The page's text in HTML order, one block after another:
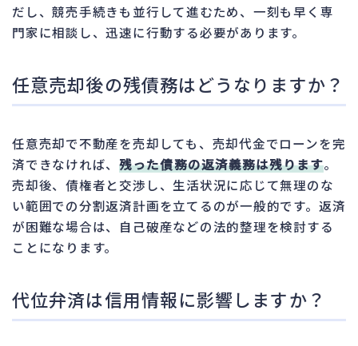
だし、競売手続きも並行して進むため、一刻も早く専
門家に相談し、迅速に行動する必要があります。
任意売却後の残債務はどうなりますか？
任意売却で不動産を売却しても、売却代金でローンを完
済できなければ、残った債務の返済義務は残ります。
売却後、債権者と交渉し、生活状況に応じて無理のな
い範囲での分割返済計画を立てるのが一般的です。返済
が困難な場合は、自己破産などの法的整理を検討する
ことになります。
代位弁済は信用情報に影響しますか？